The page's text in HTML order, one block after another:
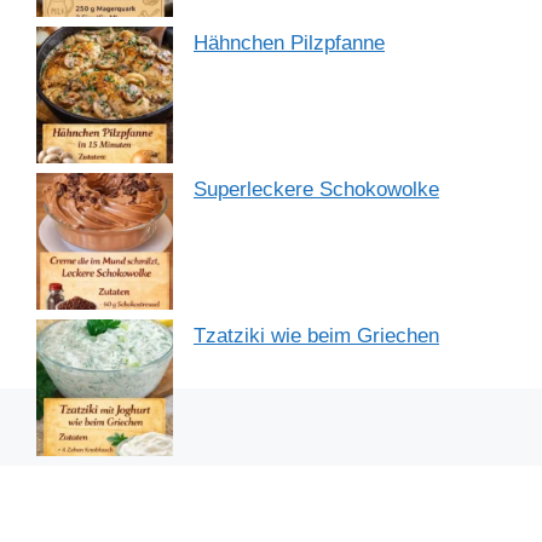
Hähnchen Pilzpfanne
Superleckere Schokowolke
Tzatziki wie beim Griechen